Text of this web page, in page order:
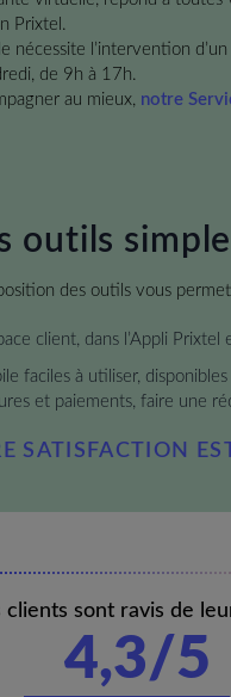
Prixtel.
nécessite l’intervention
de 9h à 17h.
au mieux, notre
outils
des outils vous
client, dans l’Appli Prixtel
faciles à utiliser,
et paiements, faire une
SATISFACTION
clients sont ravis de
4,3/5